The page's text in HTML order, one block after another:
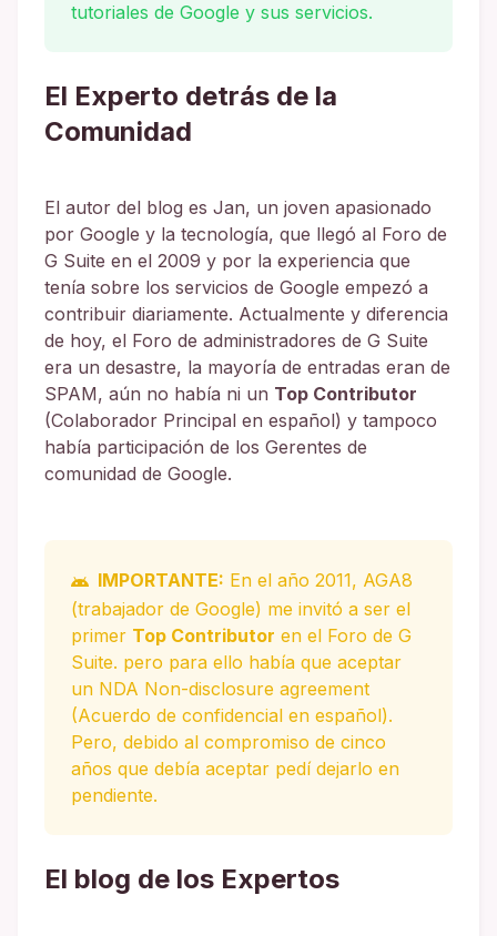
tutoriales de Google y sus servicios.
El Experto detrás de la
Comunidad
El autor del blog es Jan, un joven apasionado
por Google y la tecnología, que llegó al Foro de
G Suite en el 2009 y por la experiencia que
tenía sobre los servicios de Google empezó a
contribuir diariamente. Actualmente y diferencia
de hoy, el Foro de administradores de G Suite
era un desastre, la mayoría de entradas eran de
SPAM, aún no había ni un Top Contributor
(Colaborador Principal en español) y tampoco
había participación de los Gerentes de
comunidad de Google.
IMPORTANTE: En el año 2011, AGA8
(trabajador de Google) me invitó a ser el
primer Top Contributor en el Foro de G
Suite. pero para ello había que aceptar
un NDA Non-disclosure agreement
(Acuerdo de confidencial en español).
Pero, debido al compromiso de cinco
años que debía aceptar pedí dejarlo en
pendiente.
El blog de los Expertos